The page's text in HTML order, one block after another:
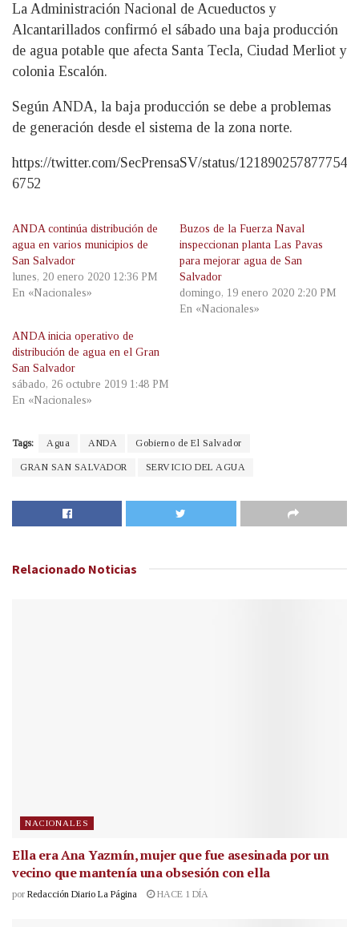
La Administración Nacional de Acueductos y
Alcantarillados confirmó el sábado una baja producción
de agua potable que afecta Santa Tecla, Ciudad Merliot y
colonia Escalón.
Según ANDA, la baja producción se debe a problemas
de generación desde el sistema de la zona norte.
https://twitter.com/SecPrensaSV/status/121890257877754
6752
ANDA continúa distribución de
agua en varios municipios de
San Salvador
lunes, 20 enero 2020 12:36 PM
En «Nacionales»
Buzos de la Fuerza Naval
inspeccionan planta Las Pavas
para mejorar agua de San
Salvador
domingo, 19 enero 2020 2:20 PM
En «Nacionales»
ANDA inicia operativo de
distribución de agua en el Gran
San Salvador
sábado, 26 octubre 2019 1:48 PM
En «Nacionales»
Tags: Agua ANDA Gobierno de El Salvador
GRAN SAN SALVADOR SERVICIO DEL AGUA
Relacionado Noticias
NACIONALES
Ella era Ana Yazmín, mujer que fue asesinada por un
vecino que mantenía una obsesión con ella
por Redacción Diario La Página HACE 1 DÍA